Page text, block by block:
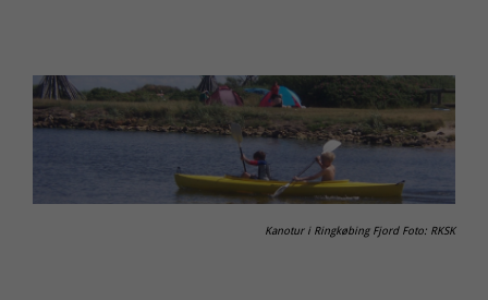
Kanotur i Ringkøbing Fjord Foto: RKSK